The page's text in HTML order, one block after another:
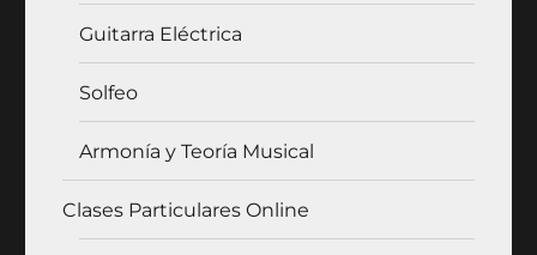
Guitarra Eléctrica
Solfeo
Armonía y Teoría Musical
Clases Particulares Online